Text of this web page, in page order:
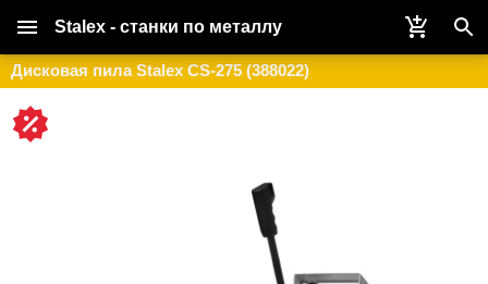
Stalex - станки по металлу
Дисковая пила Stalex CS-275 (388022)